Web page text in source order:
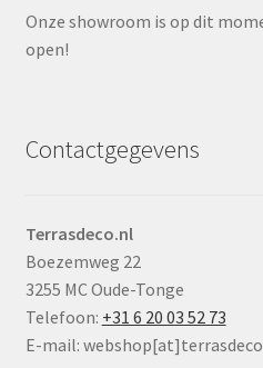
Onze showroom is op dit
open!
Contactgegevens
Terrasdeco.nl
Boezemweg 22
3255 MC Oude-Tonge
Telefoon: +31 6 20 03 52 73
E-mail: